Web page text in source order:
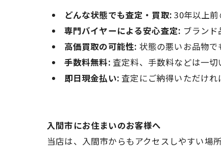
どんな状態でも査定・買取: 30年以上
専門バイヤーによる安心査定: ブラン
高価買取の可能性: 状態の悪いお品物で
手数料無料: 査定料、手数料などは一切
即日現金払い: 査定にご納得いただけれ
入間市にお住まいのお客様へ
当店は、入間市からもアクセスしやすい場